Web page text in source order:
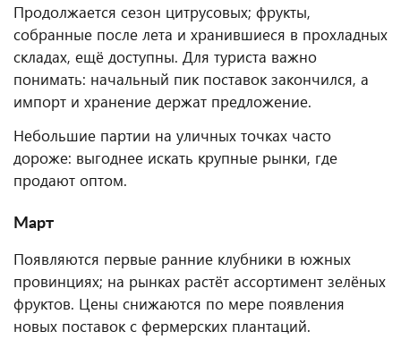
Продолжается сезон цитрусовых; фрукты,
собранные после лета и хранившиеся в прохладных
складах, ещё доступны. Для туриста важно
понимать: начальный пик поставок закончился, а
импорт и хранение держат предложение.
Небольшие партии на уличных точках часто
дороже: выгоднее искать крупные рынки, где
продают оптом.
Март
Появляются первые ранние клубники в южных
провинциях; на рынках растёт ассортимент зелёных
фруктов. Цены снижаются по мере появления
новых поставок с фермерских плантаций.